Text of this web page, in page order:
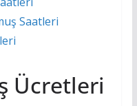
Saatleri
Ücretleri